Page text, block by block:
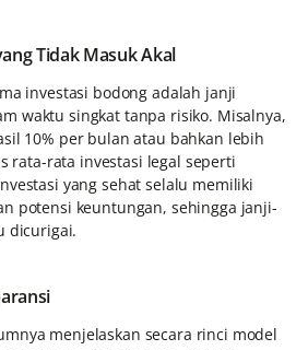
Tidak Masuk Akal
investasi bodong adalah janji
waktu singkat tanpa risiko. Misalnya,
10% per bulan atau bahkan lebih
rata-rata investasi legal seperti
yang sehat selalu memiliki
potensi keuntungan, sehingga janji-
dicurigai.
menjelaskan secara rinci model